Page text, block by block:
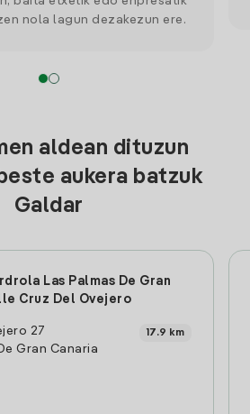
nola lagun dezakezun ere.
aldean dituzun
aukera batzuk
Galdar
Las Palmas De Gran
Cruz Del Ovejero
27
Gran Canaria
17.9 km